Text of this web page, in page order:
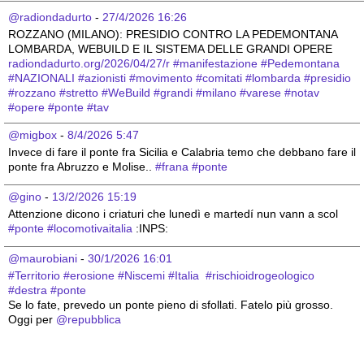
@radiondadurto - 27/4/2026 16:26
ROZZANO (MILANO): PRESIDIO CONTRO LA PEDEMONTANA
radiondadurto.org/2026/04/27/r #manifestazione #Pedemontana
#NAZIONALI #azionisti #movimento #comitati #lombarda #presidio
#rozzano #stretto #WeBuild #grandi #milano #varese #notav
#opere #ponte #tav
@migbox - 8/4/2026 5:47
Invece di fare il ponte fra Sicilia e Calabria temo che debbano fare il
ponte fra Abruzzo e Molise.. #frana #ponte
@gino - 13/2/2026 15:19
#ponte #locomotivaitalia :INPS:
@maurobiani - 30/1/2026 16:01
#Territorio #erosione #Niscemi #Italia #rischioidrogeologico
#destra #ponte
Se lo fate, prevedo un ponte pieno di sfollati. Fatelo più grosso.
Oggi per @repubblica